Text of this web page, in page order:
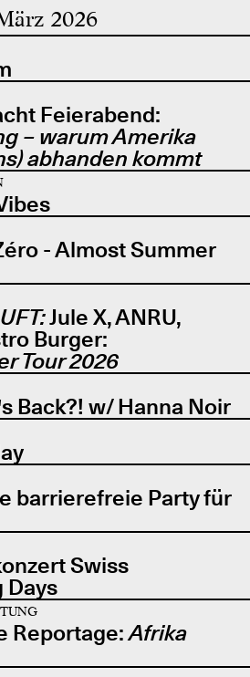
2026
Feierabend:
– warum Amerika
abhanden kommt
- Almost Summer
Jule X, ANRU,
Burger:
Tour 2026
Back?! w/ Hanna Noir
barrierefreie Party für
Swiss
Days
Reportage:Afrika